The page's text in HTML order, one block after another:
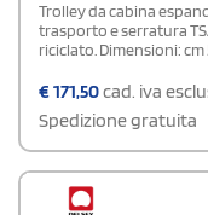
Trolley da cabina
trasporto e serratura
riciclato. Dimensioni: cm
€171,50cad. iva
Spedizione gratuita